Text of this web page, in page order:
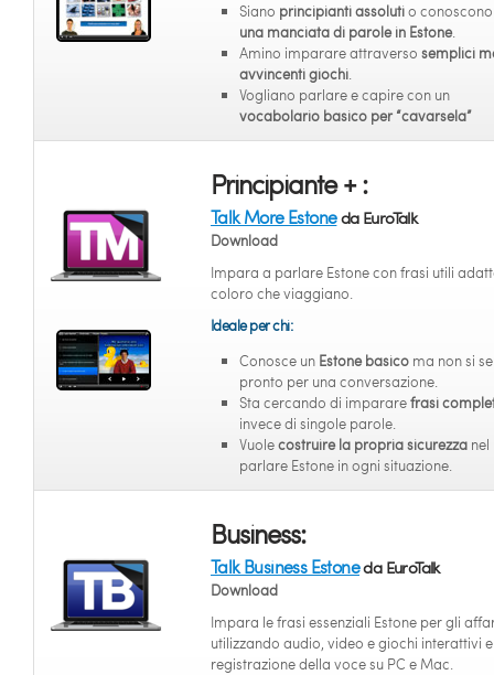
Siano principianti assolutio
una manciata di parole in Estone.
Amino imparare attraverso semplici
avvincenti giochi.
Vogliano parlare e capire con un
vocabolario basico per “cavarsela”
Principiante + :
Talk More Estoneda EuroTalk
Download
Impara a parlare Estone con frasi utili
coloro che viaggiano.
Ideale per chi:
Conosce un Estone basico ma non si
pronto per una conversazione.
Sta cercando di impararefrasi
invece di singole parole.
Vuolecostruire la propria sicurezza nel
parlare Estone in ogni situazione.
Business:
Talk Business Estoneda EuroTalk
Download
Impara le frasi essenziali Estone per gli
utilizzando audio, video e giochi interattivi e
registrazione della voce su PC e Mac.